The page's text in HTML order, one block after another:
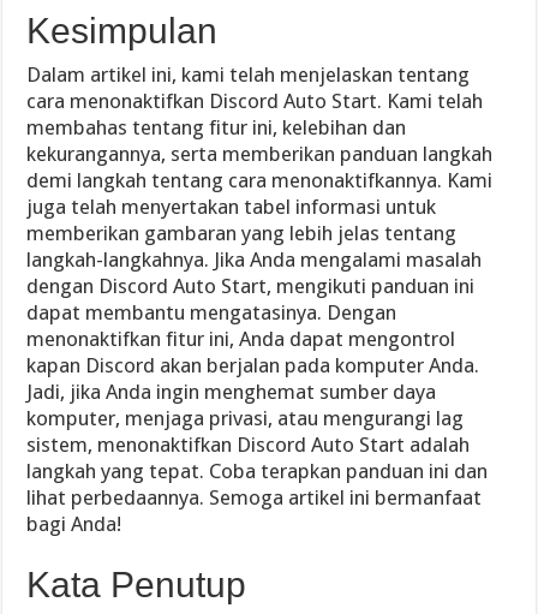
Kesimpulan
Dalam artikel ini, kami telah menjelaskan tentang
cara menonaktifkan Discord Auto Start. Kami telah
membahas tentang fitur ini, kelebihan dan
kekurangannya, serta memberikan panduan langkah
demi langkah tentang cara menonaktifkannya. Kami
juga telah menyertakan tabel informasi untuk
memberikan gambaran yang lebih jelas tentang
langkah-langkahnya. Jika Anda mengalami masalah
dengan Discord Auto Start, mengikuti panduan ini
dapat membantu mengatasinya. Dengan
menonaktifkan fitur ini, Anda dapat mengontrol
kapan Discord akan berjalan pada komputer Anda.
Jadi, jika Anda ingin menghemat sumber daya
komputer, menjaga privasi, atau mengurangi lag
sistem, menonaktifkan Discord Auto Start adalah
langkah yang tepat. Coba terapkan panduan ini dan
lihat perbedaannya. Semoga artikel ini bermanfaat
bagi Anda!
Kata Penutup